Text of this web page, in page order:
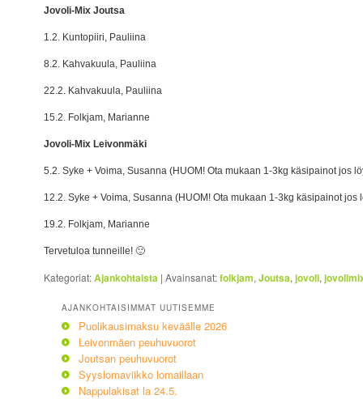
Jovoli-Mix Joutsa
1.2. Kuntopiiri, Pauliina
8.2. Kahvakuula, Pauliina
22.2. Kahvakuula, Pauliina
15.2. Folkjam, Marianne
Jovoli-Mix Leivonmäki
5.2. Syke + Voima, Susanna (HUOM! Ota mukaan 1-3kg käsipainot jos
12.2. Syke + Voima, Susanna (HUOM! Ota mukaan 1-3kg käsipainot jos
19.2. Folkjam, Marianne
Tervetuloa tunneille! 🙂
Kategoriat:Ajankohtaista |Avainsanat:folkjam,Joutsa,jovoli,
AJANKOHTAISIMMAT UUTISEMME
Puolikausimaksu keväälle 2026
Leivonmäen peuhuvuorot
Joutsan peuhuvuorot
Syyslomaviikko lomaillaan
Nappulakisat la 24.5.